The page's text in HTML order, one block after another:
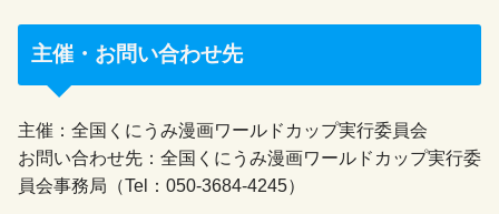
主催・お問い合わせ先
主催：全国くにうみ漫画ワールドカップ実行委員会
お問い合わせ先：全国くにうみ漫画ワールドカップ実行委
員会事務局（Tel：050-3684-4245）